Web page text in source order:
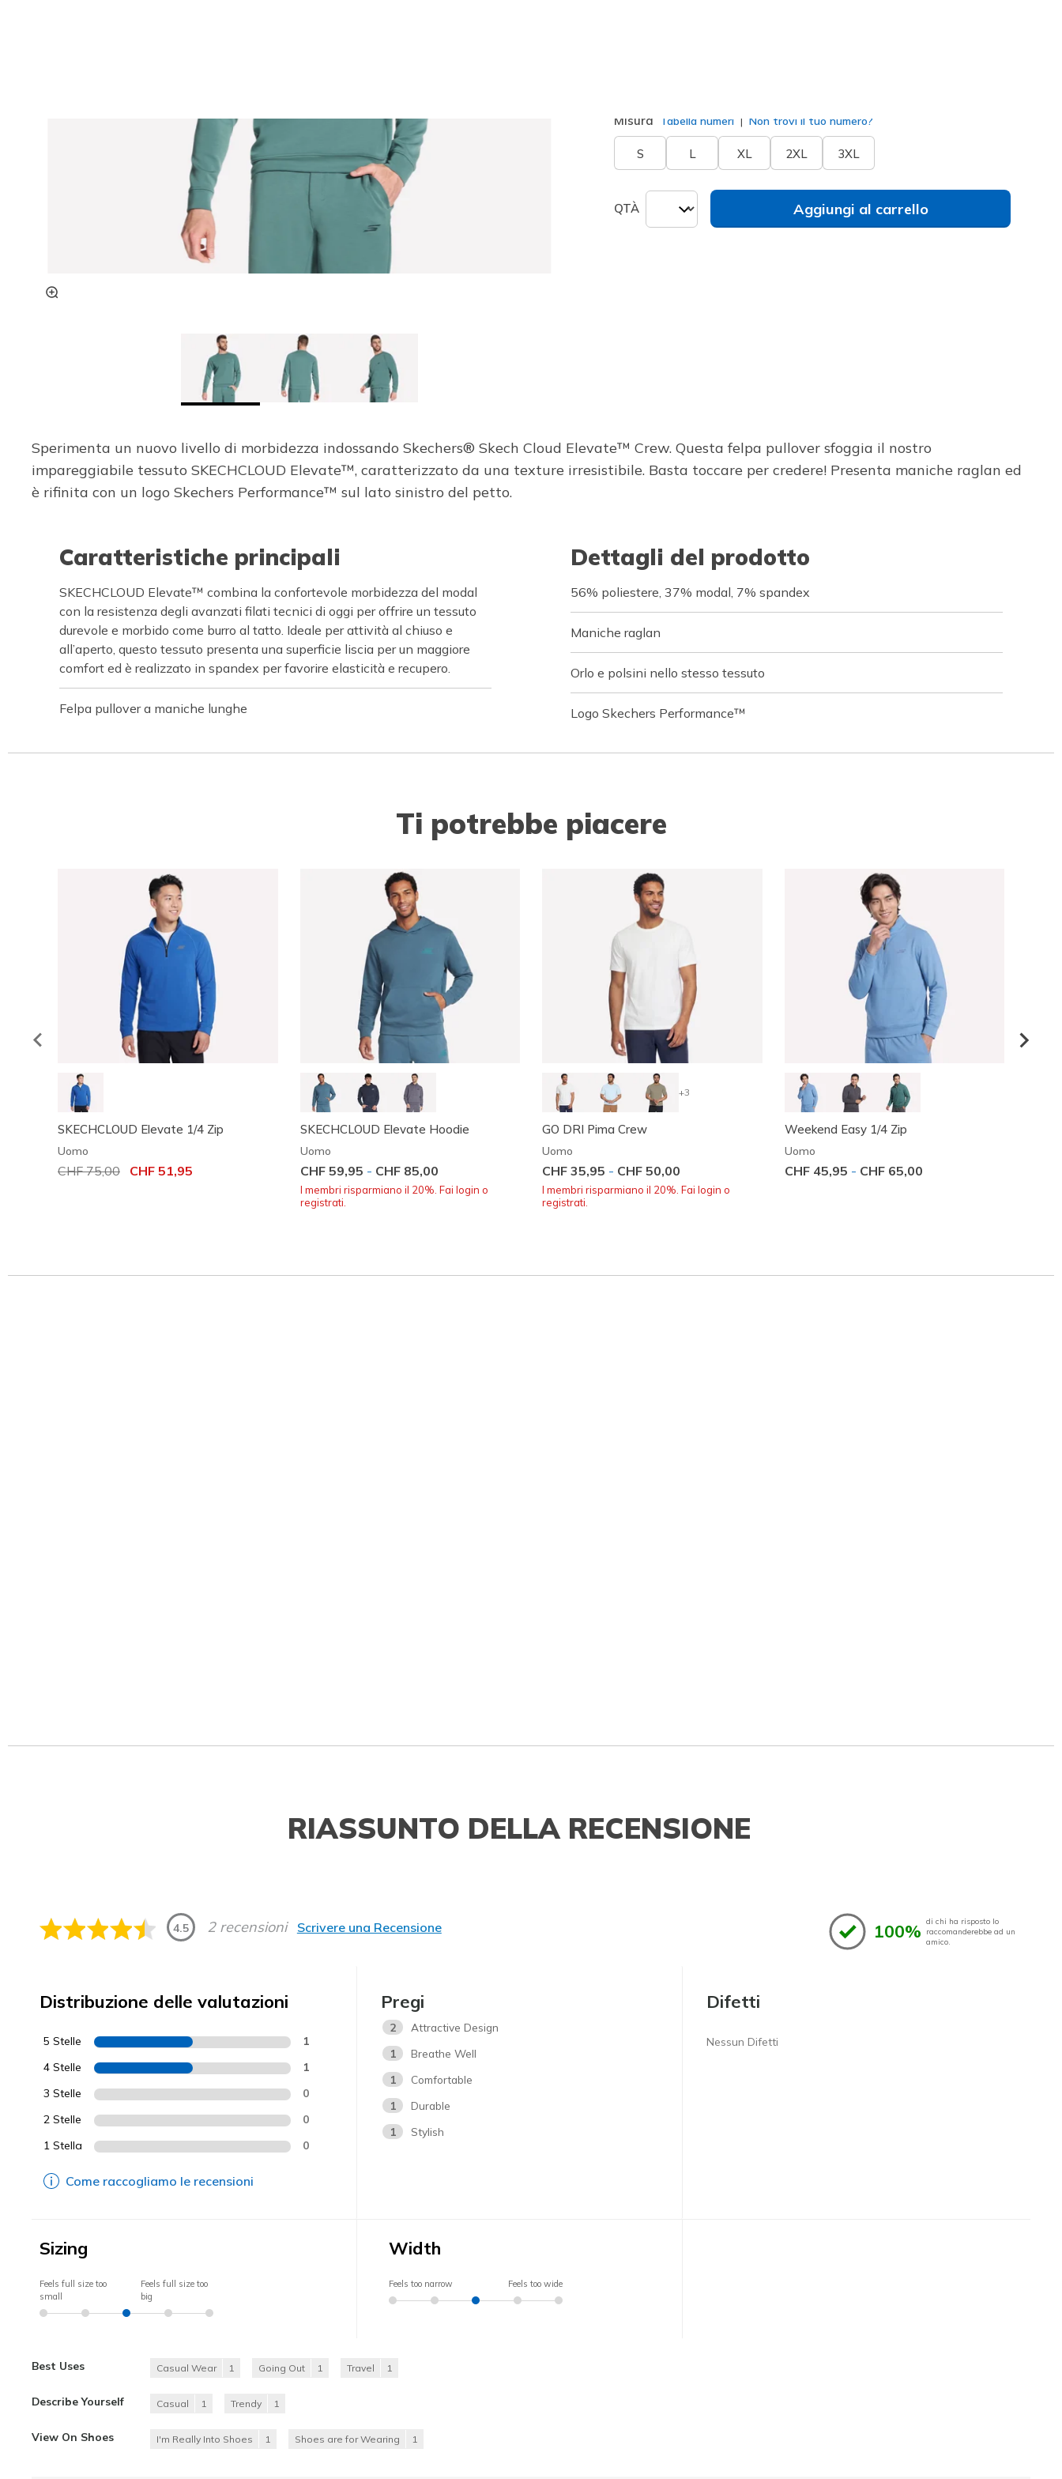
Misura Tabella numeri Non trovi il tuo numero?
S L XL 2XL 3XL
QTÀ Aggiungi al carrello
Sperimenta un nuovo livello di morbidezza indossando Skechers® Skech Cloud Elevate™ Crew. Questa felpa pullover sfoggia il nostro
impareggiabile tessuto SKECHCLOUD Elevate™, caratterizzato da una texture irresistibile. Basta toccare per credere! Presenta maniche raglan ed
è rifinita con un logo Skechers Performance™ sul lato sinistro del petto.
Caratteristiche principali
SKECHCLOUD Elevate™ combina la confortevole morbidezza del modal
con la resistenza degli avanzati filati tecnici di oggi per offrire un tessuto
durevole e morbido come burro al tatto. Ideale per attività al chiuso e
all’aperto, questo tessuto presenta una superficie liscia per un maggiore
comfort ed è realizzato in spandex per favorire elasticità e recupero.
Felpa pullover a maniche lunghe
Dettagli del prodotto
56% poliestere, 37% modal, 7% spandex
Maniche raglan
Orlo e polsini nello stesso tessuto
Logo Skechers Performance™
Ti potrebbe piacere
SKECHCLOUD Elevate 1/4 Zip
Uomo
Prezzo ridotto da
CHF 75,00 per
CHF 51,95
SKECHCLOUD Elevate Hoodie
Uomo
CHF 59,95 - CHF 85,00
I membri risparmiano il 20%. Fai login o
registrati.
+3
GO DRI Pima Crew
Uomo
CHF 35,95 - CHF 50,00
I membri risparmiano il 20%. Fai login o
registrati.
Weekend Easy 1/4 Zip
Uomo
CHF 45,95 - CHF 65,00
RIASSUNTO DELLA RECENSIONE
4.5 2 recensioni Scrivere una Recensione 100% di chi ha risposto lo
raccomanderebbe ad un
amico.
Distribuzione delle valutazioni
5 Stelle 1
4 Stelle 1
3 Stelle 0
2 Stelle 0
1 Stella 0
Come raccogliamo le recensioni
Pregi
2
Attractive Design
1
Breathe Well
1
Comfortable
1
Durable
1
Stylish
Difetti
Nessun Difetti
Sizing
Feels full size too
small
Feels full size too
big
Width
Feels too narrow Feels too wide
Best Uses Casual Wear 1 Going Out 1 Travel 1
Describe Yourself Casual 1 Trendy 1
View On Shoes I'm Really Into Shoes 1 Shoes are for Wearing 1